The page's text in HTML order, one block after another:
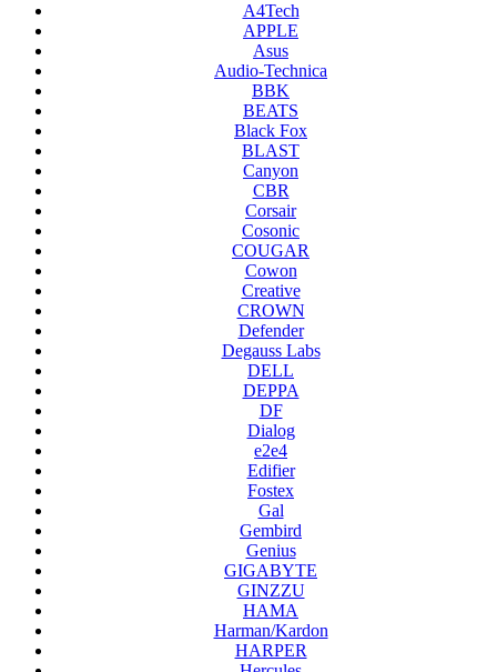
A4Tech
APPLE
Asus
Audio-Technica
BBK
BEATS
Black Fox
BLAST
Canyon
CBR
Corsair
Cosonic
COUGAR
Cowon
Creative
CROWN
Defender
Degauss Labs
DELL
DEPPA
DF
Dialog
e2e4
Edifier
Fostex
Gal
Gembird
Genius
GIGABYTE
GINZZU
HAMA
Harman/Kardon
HARPER